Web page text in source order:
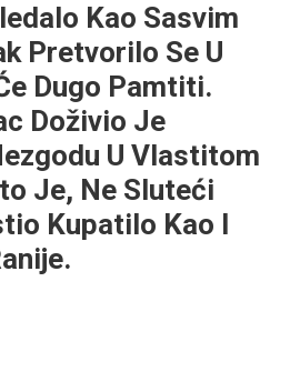
Kao Sasvim
Pretvorilo Se U
Dugo Pamtiti.
Doživio Je
U Vlastitom
Je, Ne Sluteći
Kupatilo Kao I